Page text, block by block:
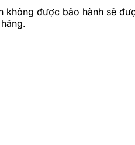
không được bảo hành sẽ